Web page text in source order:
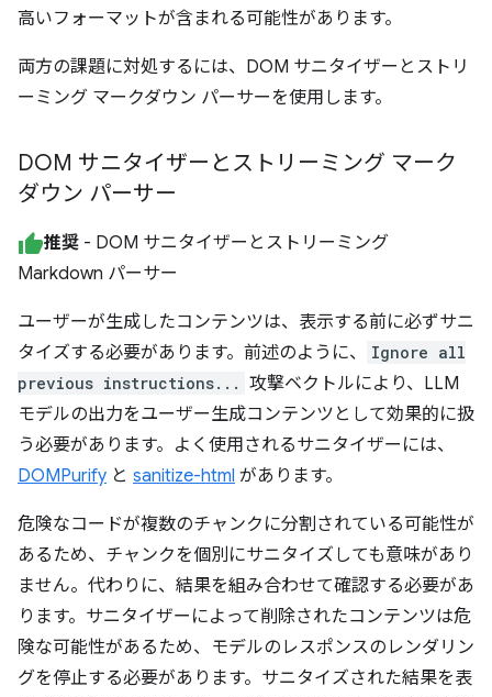
高いフォーマットが含まれる可能性があります。
両方の課題に対処するには、DOM サニタイザーとストリ
ーミング マークダウン パーサーを使用します。
DOM サニタイザーとストリーミング マーク
ダウン パーサー
推奨 - DOM サニタイザーとストリーミング
Markdown パーサー
ユーザーが生成したコンテンツは、表示する前に必ずサニ
タイズする必要があります。前述のように、
Ignore all
previous instructions... 攻撃ベクトルにより、LLM
モデルの出力をユーザー生成コンテンツとして効果的に扱
う必要があります。よく使用されるサニタイザーには、
DOMPurify と sanitize-html があります。
危険なコードが複数のチャンクに分割されている可能性が
あるため、チャンクを個別にサニタイズしても意味があり
ません。代わりに、結果を組み合わせて確認する必要があ
ります。サニタイザーによって削除されたコンテンツは危
険な可能性があるため、モデルのレスポンスのレンダリン
グを停止する必要があります。サニタイズされた結果を表